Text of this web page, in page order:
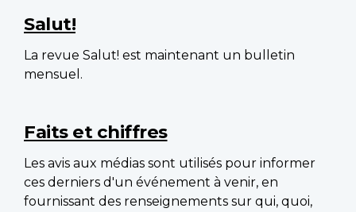
Salut!
La revue Salut! est maintenant un bulletin
mensuel.
Faits et chiffres
Les avis aux médias sont utilisés pour informer
ces derniers d'un événement à venir, en
fournissant des renseignements sur qui, quoi,